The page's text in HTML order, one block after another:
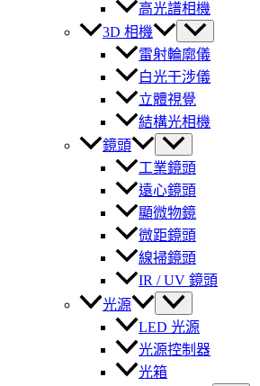
高光譜相機
3D 相機
雷射輪廓儀
白光干涉儀
立體視覺
結構光相機
鏡頭
工業鏡頭
遠心鏡頭
顯微物鏡
微距鏡頭
線掃鏡頭
IR / UV 鏡頭
光源
LED 光源
光源控制器
光箱